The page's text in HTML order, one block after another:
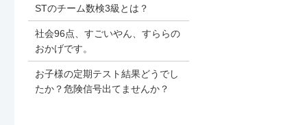
STのチーム数検3級とは？
社会96点、すごいやん、すららの
おかげです。
お子様の定期テスト結果どうでし
たか？危険信号出てませんか？